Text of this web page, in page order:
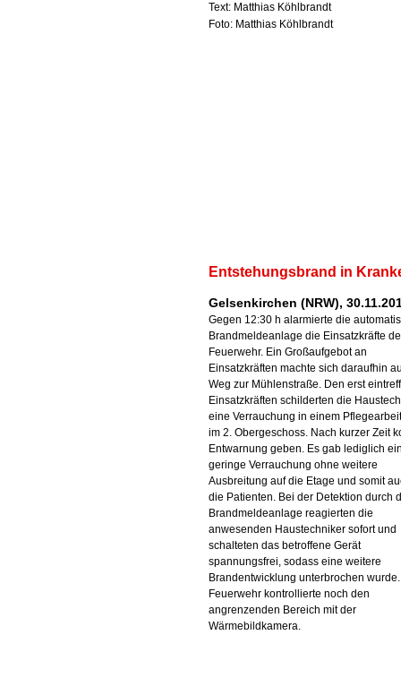
Text: Matthias Köhlbrandt
Foto: Matthias Köhlbrandt
Entstehungsbrand in
Gelsenkirchen (NRW),
Gegen 12:30 h alarmierte die
Brandmeldeanlage die Einsatzkräfte
Feuerwehr. Ein Großaufgebot an
Einsatzkräften machte sich daraufhin
Weg zur Mühlenstraße. Den erst
Einsatzkräften schilderten die
eine Verrauchung in einem
im 2. Obergeschoss. Nach kurzer Zeit
Entwarnung geben. Es gab lediglich
geringe Verrauchung ohne weitere
Ausbreitung auf die Etage und somit
die Patienten. Bei der Detektion durch
Brandmeldeanlage reagierten die
anwesenden Haustechniker sofort und
schalteten das betroffene Gerät
spannungsfrei, sodass eine weitere
Brandentwicklung unterbrochen
Feuerwehr kontrollierte noch den
angrenzenden Bereich mit der
Wärmebildkamera.